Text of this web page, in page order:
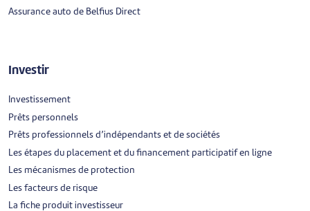
Assurance auto de Belfius Direct
Investir
Investissement
Prêts personnels
Prêts professionnels d’indépendants et de sociétés
Les étapes du placement et du financement participatif en ligne
Les mécanismes de protection
Les facteurs de risque
La fiche produit investisseur